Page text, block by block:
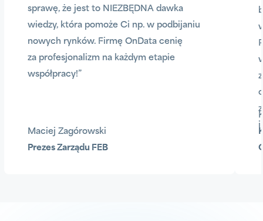
sprawę, że jest to NIEZBĘDNA dawka
wiedzy, która pomoże Ci np. w podbijaniu
nowych rynków. Firmę OnData cenię
za profesjonalizm na każdym etapie
współpracy!”
Maciej Zagórowski
Prezes Zarządu FEB
i